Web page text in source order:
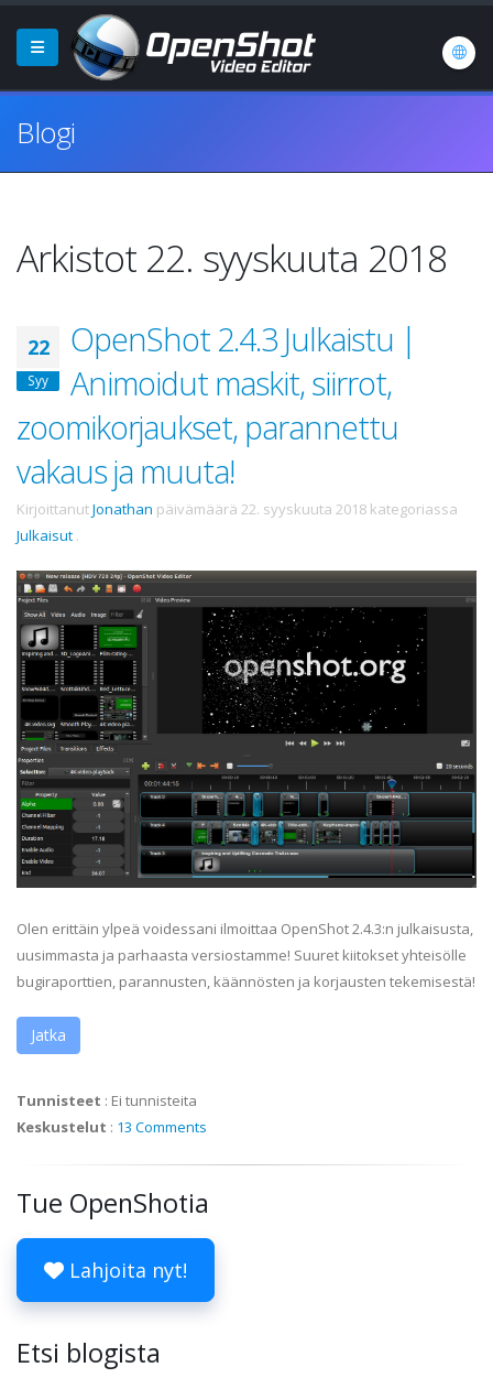
Blogi
Arkistot 22. syyskuuta 2018
22
Syy
OpenShot 2.4.3 Julkaistu |
Animoidut maskit, siirrot,
zoomikorjaukset, parannettu
vakaus ja muuta!
KirjoittanutJonathan päivämäärä 22. syyskuuta 2018 kategoriassa
Julkaisut .
Olen erittäin ylpeä voidessani ilmoittaa OpenShot 2.4.3:n julkaisusta,
uusimmasta ja parhaasta versiostamme! Suuret kiitokset yhteisölle
bugiraporttien, parannusten, käännösten ja korjausten tekemisestä!
Jatka
Tunnisteet : Ei tunnisteita
Keskustelut : 13 Comments
Tue OpenShotia
Lahjoita nyt!
Etsi blogista